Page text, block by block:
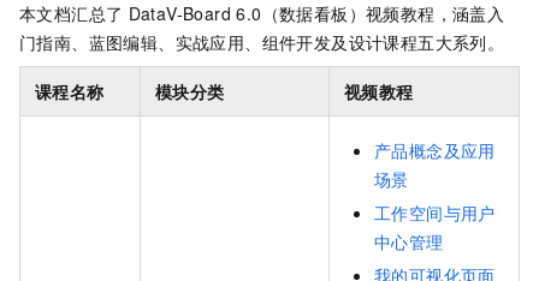
本文档汇总了 DataV-Board 6.0（数据看板）视频教程，涵盖入
门指南、蓝图编辑、实战应用、组件开发及设计课程五大系列。
课程名称 模块分类 视频教程
产品概念及应用
场景
工作空间与用户
中心管理
我的可视化页面